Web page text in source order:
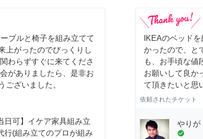
ブルと椅子を組み立てて
上がったのでびっくりし
わらずすぐに来てくださ
がありましたら、是非お
ございました。
日可】イケア家具組み立
行(組み立てのプロが組み
IKEAのベッド
かったので、と
も、お手頃な値
お願いして良か
て頂きたいと思
依頼されたチケット
やりが
check_circle